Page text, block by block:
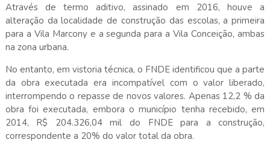
Através de termo aditivo, assinado em 2016, houve a
alteração da localidade de construção das escolas, a primeira
para a Vila Marcony e a segunda para a Vila Conceição, ambas
na zona urbana.
No entanto, em vistoria técnica, o FNDE identificou que a parte
da obra executada era incompatível com o valor liberado,
interrompendo o repasse de novos valores. Apenas 12,2 % da
obra foi executada, embora o município tenha recebido, em
2014, R$ 204.326,04 mil do FNDE para a construção,
correspondente a 20% do valor total da obra.